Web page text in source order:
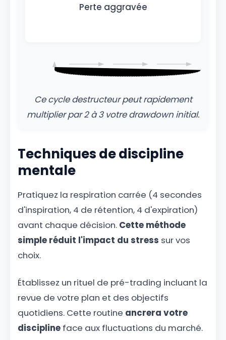
Perte aggravée
Ce cycle destructeur peut rapidement
multiplier par 2 à 3 votre drawdown initial.
Techniques de discipline
mentale
Pratiquez la respiration carrée (4 secondes
d'inspiration, 4 de rétention, 4 d'expiration)
avant chaque décision. Cette méthode
simple réduit l'impact du stress sur vos
choix.
Établissez un rituel de pré-trading incluant la
revue de votre plan et des objectifs
quotidiens. Cette routine ancrera votre
discipline face aux fluctuations du marché.